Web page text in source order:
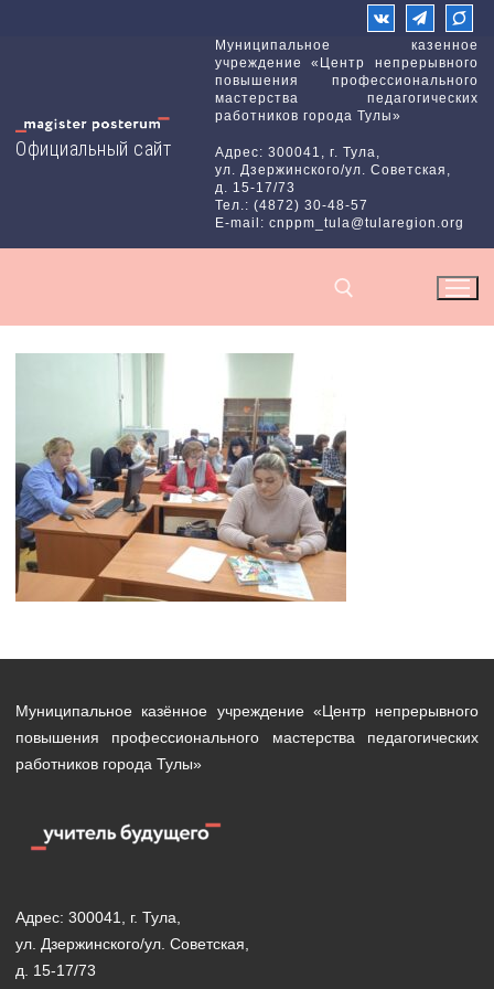
Официальный сайт
Муниципальное казенное
учреждение «Центр непрерывного
повышения профессионального
мастерства педагогических
работников города Тулы»
Адрес: 300041, г. Тула,
ул. Дзержинского/ул. Советская,
д. 15-17/73
Тел.: (4872) 30-48-57
E-mail: cnppm_tula@tularegion.org
Муниципальное казённое учреждение «Центр непрерывного
повышения профессионального мастерства педагогических
работников города Тулы»
Адрес: 300041, г. Тула,
ул. Дзержинского/ул. Советская,
д. 15-17/73